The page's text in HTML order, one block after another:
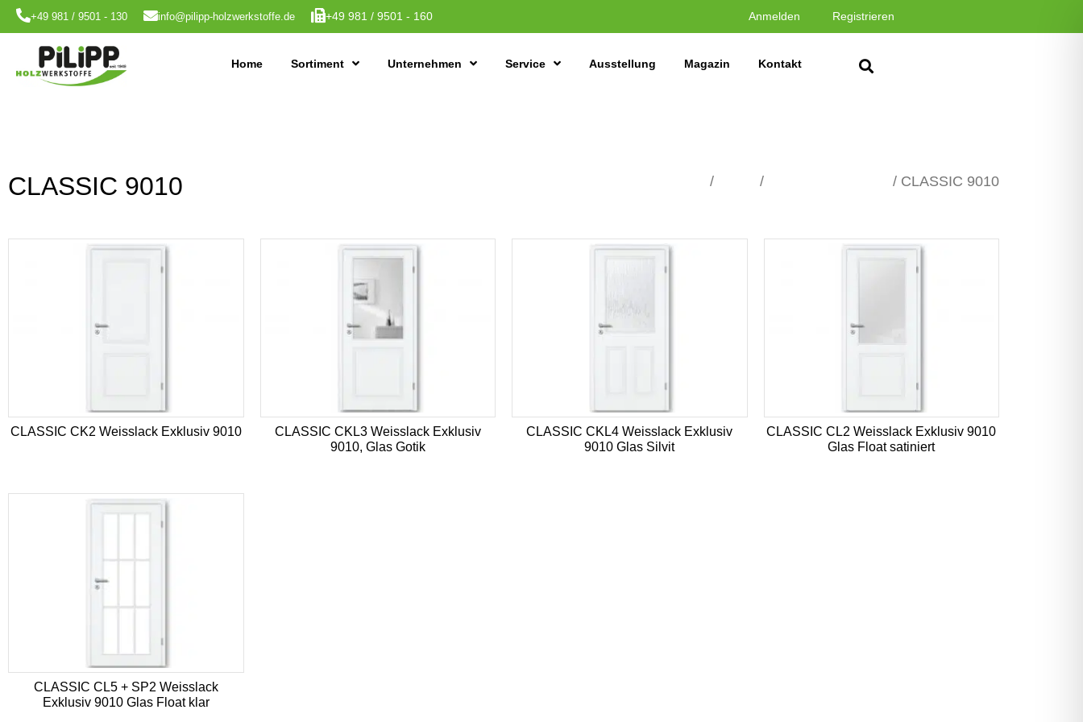
+49 981 / 9501 - 130 info@pilipp-holzwerkstoffe.de +49 981 / 9501 - 160 Anmelden Registrieren
Home Sortiment Unternehmen Service Ausstellung Magazin Kontakt
CLASSIC 9010 / / / CLASSIC 9010
CLASSIC CK2 Weisslack Exklusiv 9010
CLASSIC CKL3 Weisslack Exklusiv
9010, Glas Gotik
CLASSIC CKL4 Weisslack Exklusiv
9010 Glas Silvit
CLASSIC CL2 Weisslack Exklusiv 9010
Glas Float satiniert
CLASSIC CL5 + SP2 Weisslack
Exklusiv 9010 Glas Float klar